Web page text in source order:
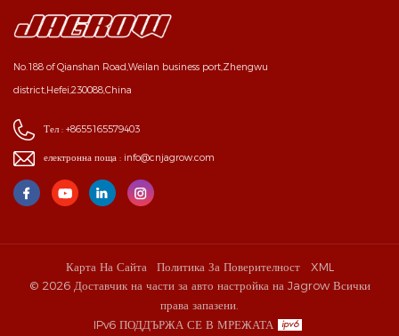
No.188 of Qianshan Road,Weilan business port,Zhengwu
district,Hefei,230088,China
Тел : +8655165579403
електронна поща : info@cnjagrow.com
Карта На Сайта Политика За Поверителност
XML
© 2026 Доставчик на части за авто настройка на Jagrow Всички
права запазени.
IPv6 ПОДДЪРЖА СЕ В МРЕЖАТА